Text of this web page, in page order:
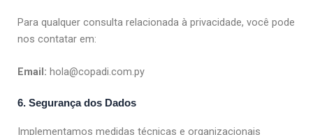
Para qualquer consulta relacionada à privacidade, você pode
nos contatar em:
Email: hola@copadi.com.py
6. Segurança dos Dados
Implementamos medidas técnicas e organizacionais